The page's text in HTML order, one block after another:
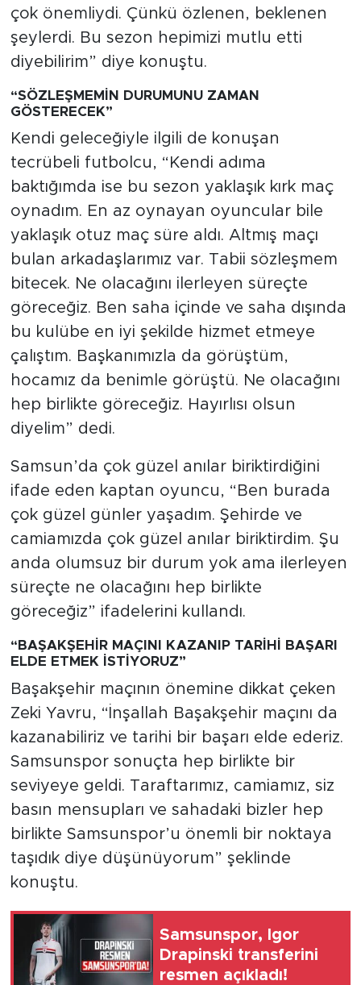
çok önemliydi. Çünkü özlenen, beklenen
şeylerdi. Bu sezon hepimizi mutlu etti
diyebilirim” diye konuştu.
“SÖZLEŞMEMİN DURUMUNU ZAMAN
GÖSTERECEK”
Kendi geleceğiyle ilgili de konuşan
tecrübeli futbolcu, “Kendi adıma
baktığımda ise bu sezon yaklaşık kırk maç
oynadım. En az oynayan oyuncular bile
yaklaşık otuz maç süre aldı. Altmış maçı
bulan arkadaşlarımız var. Tabii sözleşmem
bitecek. Ne olacağını ilerleyen süreçte
göreceğiz. Ben saha içinde ve saha dışında
bu kulübe en iyi şekilde hizmet etmeye
çalıştım. Başkanımızla da görüştüm,
hocamız da benimle görüştü. Ne olacağını
hep birlikte göreceğiz. Hayırlısı olsun
diyelim” dedi.
Samsun’da çok güzel anılar biriktirdiğini
ifade eden kaptan oyuncu, “Ben burada
çok güzel günler yaşadım. Şehirde ve
camiamızda çok güzel anılar biriktirdim. Şu
anda olumsuz bir durum yok ama ilerleyen
süreçte ne olacağını hep birlikte
göreceğiz” ifadelerini kullandı.
“BAŞAKŞEHİR MAÇINI KAZANIP TARİHİ BAŞARI
ELDE ETMEK İSTİYORUZ”
Başakşehir maçının önemine dikkat çeken
Zeki Yavru, “İnşallah Başakşehir maçını da
kazanabiliriz ve tarihi bir başarı elde ederiz.
Samsunspor sonuçta hep birlikte bir
seviyeye geldi. Taraftarımız, camiamız, siz
basın mensupları ve sahadaki bizler hep
birlikte Samsunspor’u önemli bir noktaya
taşıdık diye düşünüyorum” şeklinde
konuştu.
Samsunspor, Igor
Drapinski transferini
resmen açıkladı!